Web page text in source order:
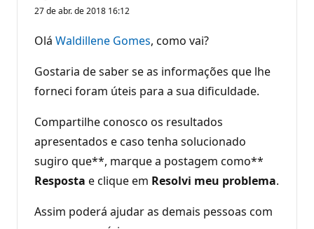
27 de abr. de 2018 16:12
Olá Waldillene Gomes, como vai?
Gostaria de saber se as informações que lhe
forneci foram úteis para a sua dificuldade.
Compartilhe conosco os resultados
apresentados e caso tenha solucionado
sugiro que**, marque a postagem como**
Resposta e clique em Resolvi meu problema.
Assim poderá ajudar as demais pessoas com